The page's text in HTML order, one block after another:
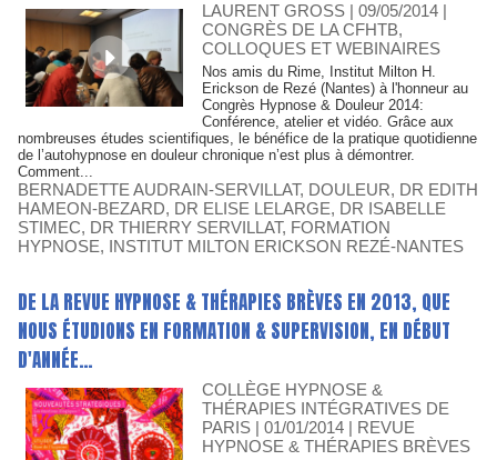
LAURENT GROSS | 09/05/2014 |
CONGRÈS DE LA CFHTB,
COLLOQUES ET WEBINAIRES
Nos amis du Rime, Institut Milton H.
Erickson de Rezé (Nantes) à l'honneur au
Congrès Hypnose & Douleur 2014:
Conférence, atelier et vidéo. Grâce aux
nombreuses études scientifiques, le bénéfice de la pratique quotidienne
de l’autohypnose en douleur chronique n’est plus à démontrer.
Comment...
BERNADETTE AUDRAIN-SERVILLAT, DOULEUR, DR EDITH
HAMEON-BEZARD, DR ELISE LELARGE, DR ISABELLE
STIMEC, DR THIERRY SERVILLAT, FORMATION
HYPNOSE, INSTITUT MILTON ERICKSON REZÉ-NANTES
DE LA REVUE HYPNOSE & THÉRAPIES BRÈVES EN 2013, QUE
NOUS ÉTUDIONS EN FORMATION & SUPERVISION, EN DÉBUT
D'ANNÉE…
COLLÈGE HYPNOSE &
THÉRAPIES INTÉGRATIVES DE
PARIS | 01/01/2014 | REVUE
HYPNOSE & THÉRAPIES BRÈVES